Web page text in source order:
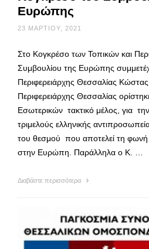
Ευρώπης
23 ΜΑΡΤΊΟΥ, 2021
Στο Κογκρέσο των Τοπικών και
Συμβουλίου της Ευρώπης
Περιφερειάρχης Θεσσαλίας
Περιφερειάρχης Θεσσαλίας
Εσωτερικών τακτικό μέλος, για
τριμελούς ελληνικής
του θεσμού που αποτελεί τη φωνή
στην Ευρώπη. Παράλληλα ο Κ. …
Διαβάστε περισσότερα